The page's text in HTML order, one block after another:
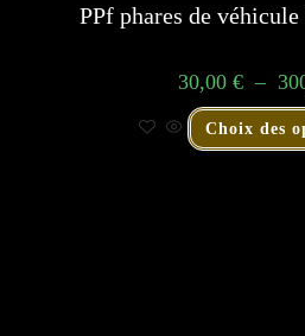
PPf phares de
30,00 € –
Choix des